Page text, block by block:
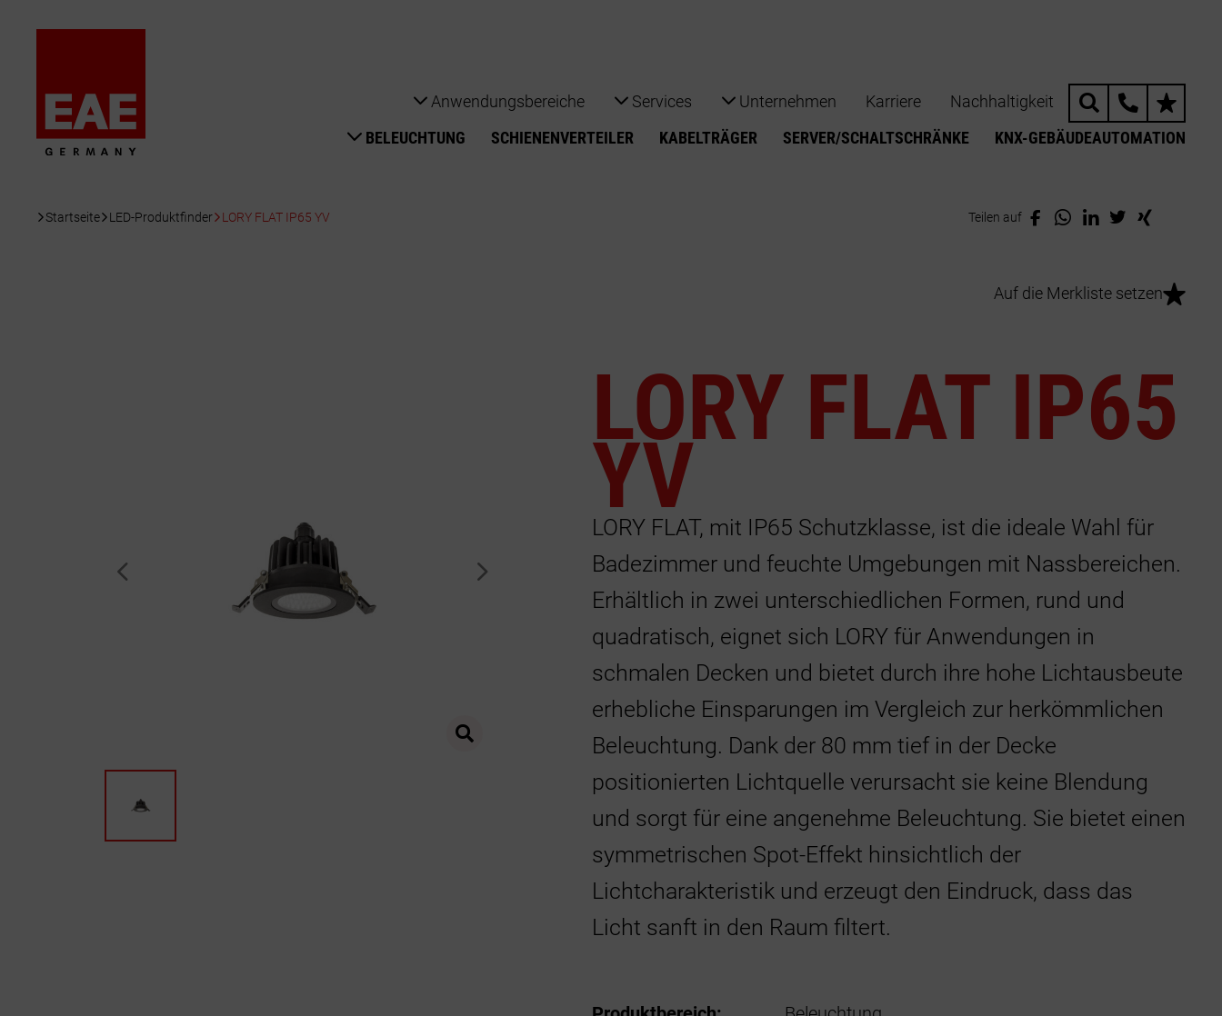
Anwendungsbereiche Services Unternehmen Karriere
Nachhaltigkeit
BELEUCHTUNG
SCHIENENVERTEILER KABELTRÄGER SERVER/SCHALTSCHRÄNKE KNX-GEBÄUDEAUTOMATION
Sachlich, stark, herausfordernd, intelligent: Finden
Sie die für Sie passende Leuchte.
zum Produktfinder
Startseite LED-Produktfinder LORY FLAT IP65 YV Teilen auf
Auf die Merkliste setzen
LORY FLAT IP65
YV
LORY FLAT, mit IP65 Schutzklasse, ist die ideale Wahl für
Badezimmer und feuchte Umgebungen mit Nassbereichen.
Erhältlich in zwei unterschiedlichen Formen, rund und
quadratisch, eignet sich LORY für Anwendungen in
schmalen Decken und bietet durch ihre hohe Lichtausbeute
erhebliche Einsparungen im Vergleich zur herkömmlichen
Beleuchtung. Dank der 80 mm tief in der Decke
positionierten Lichtquelle verursacht sie keine Blendung
und sorgt für eine angenehme Beleuchtung. Sie bietet einen
symmetrischen Spot-Effekt hinsichtlich der
Lichtcharakteristik und erzeugt den Eindruck, dass das
Licht sanft in den Raum filtert.